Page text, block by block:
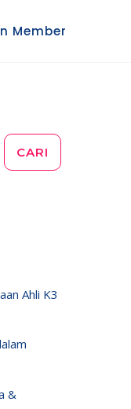
Member
CARI
Ahli K3
&